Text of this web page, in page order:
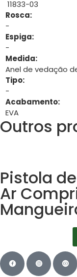
11833-03
Rosca:
-
Espiga:
-
Medida:
Anel de vedação
Tipo:
-
Acabamento:
EVA
Outros
Pistola
Ar